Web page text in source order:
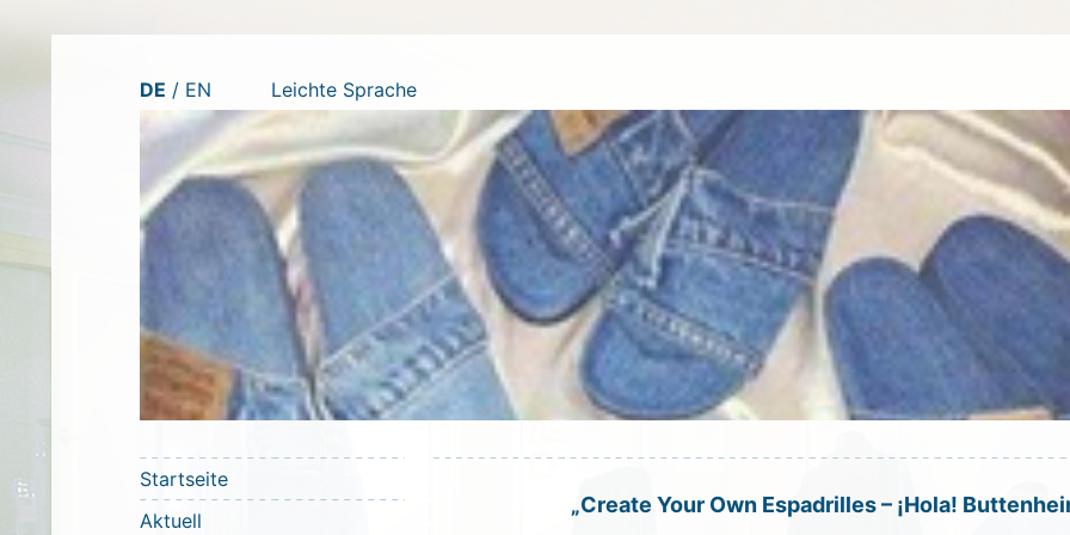
Zum
Inhalt
springen
DE EN Leichte Sprache
Startseite
Aktuell
„Create Your Own Espadrilles – ¡Hola!